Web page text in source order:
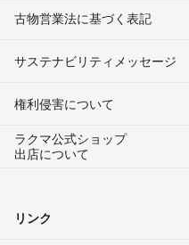
古物営業法に基づく表記
サステナビリティメッセージ
権利侵害について
ラクマ公式ショップ
出店について
リンク